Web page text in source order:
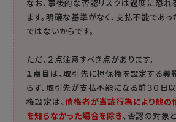
なお、事後的な否認リスクは過度に恐れ
ます。明確な基準がなく、支払不能であ
ではないからです。
ただ、２点注意すべき点があります。
１点目 は、取引先に担保権を設定する義
らず、取引先が支払不能になる前３０日
権設定は、債権者が当該行為により他の
を知らなかった場合を除き、否認の対象